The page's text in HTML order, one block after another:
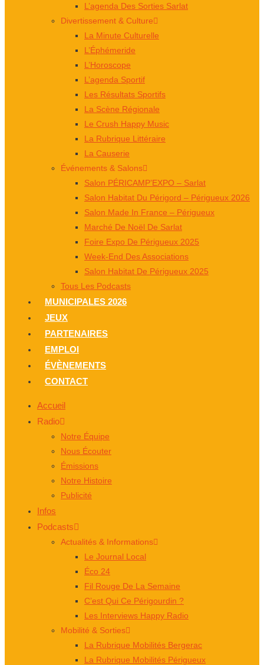
L’agenda Des Sorties Sarlat
Divertissement & Culture
La Minute Culturelle
L’Éphémeride
L’Horoscope
L’agenda Sportif
Les Résultats Sportifs
La Scène Régionale
Le Crush Happy Music
La Rubrique Littéraire
La Causerie
Événements & Salons
Salon PÉRICAMP’EXPO – Sarlat
Salon Habitat Du Périgord – Périgueux 2026
Salon Made In France – Périgueux
Marché De Noël De Sarlat
Foire Expo De Périgueux 2025
Week-End Des Associations
Salon Habitat De Périgueux 2025
Tous Les Podcasts
MUNICIPALES 2026
JEUX
PARTENAIRES
EMPLOI
ÉVÈNEMENTS
CONTACT
Accueil
Radio
Notre Équipe
Nous Écouter
Émissions
Notre Histoire
Publicité
Infos
Podcasts
Actualités & Informations
Le Journal Local
Éco 24
Fil Rouge De La Semaine
C’est Qui Ce Périgourdin ?
Les Interviews Happy Radio
Mobilité & Sorties
La Rubrique Mobilités Bergerac
La Rubrique Mobilités Périgueux